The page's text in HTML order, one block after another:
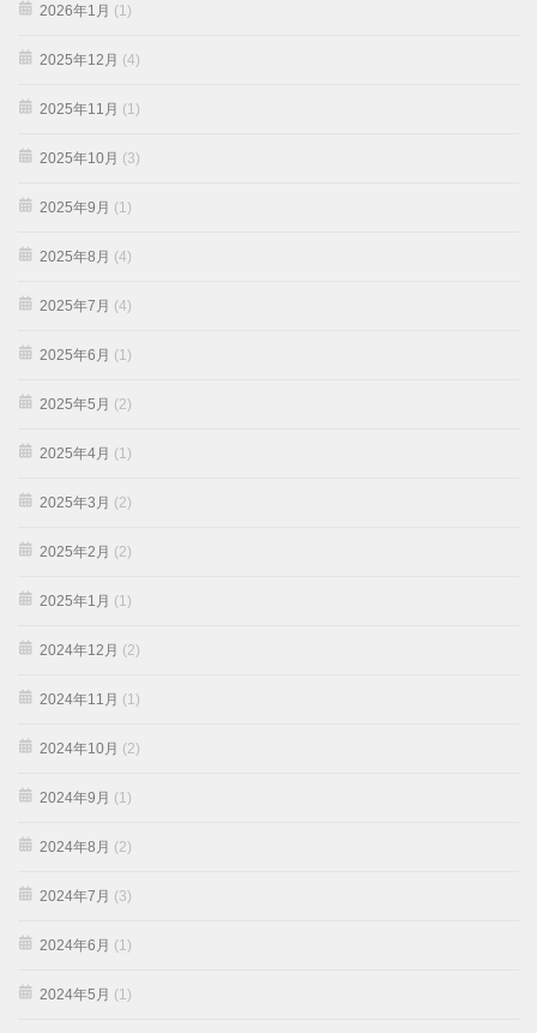
2026年1月 (1)
2025年12月 (4)
2025年11月 (1)
2025年10月 (3)
2025年9月 (1)
2025年8月 (4)
2025年7月 (4)
2025年6月 (1)
2025年5月 (2)
2025年4月 (1)
2025年3月 (2)
2025年2月 (2)
2025年1月 (1)
2024年12月 (2)
2024年11月 (1)
2024年10月 (2)
2024年9月 (1)
2024年8月 (2)
2024年7月 (3)
2024年6月 (1)
2024年5月 (1)